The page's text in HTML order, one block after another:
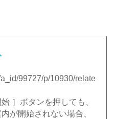
99727/p/10930/relate
］ボタンを押しても、
が開始されない場合、